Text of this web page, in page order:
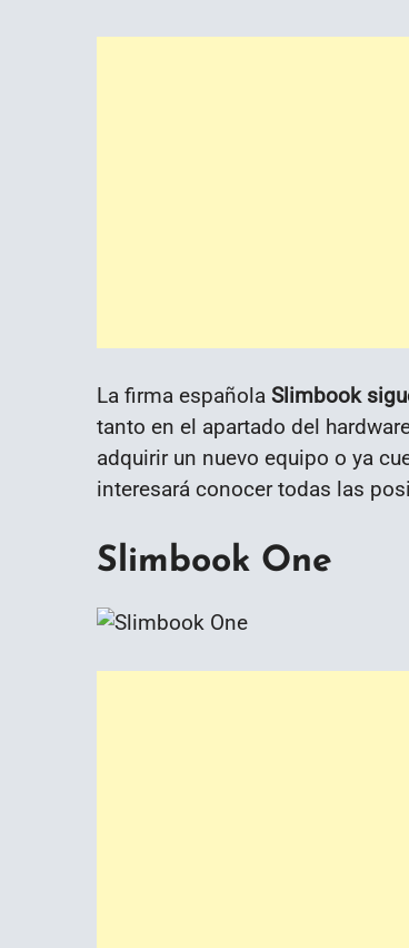
La firma española Slimbook
tanto en el apartado del
adquirir un nuevo equipo o ya
interesará conocer todas las
Slimbook One